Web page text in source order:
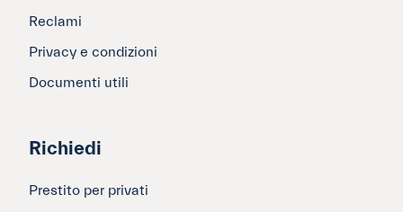
Reclami
Privacy e condizioni
Documenti utili
Richiedi
Prestito per privati